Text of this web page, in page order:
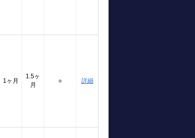
1ヶ月
1.5ヶ
月
○ 詳細